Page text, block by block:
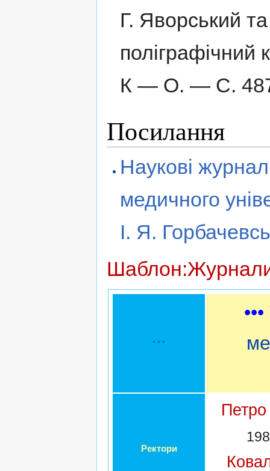
Г. Яворський
поліграфічний
К — О. — С.
Посилання
Наукові
медичного
І. Я.
Шаблон:Журнали
* * *
•••
Ректори